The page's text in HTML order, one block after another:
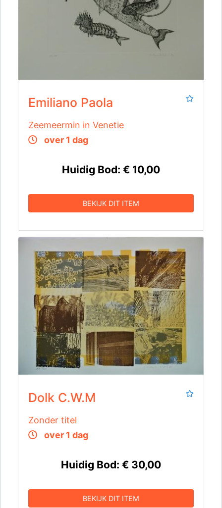
Emiliano Paola
Zeemeermin in Venetie
over 1 dag
Huidig Bod: € 10,00
BEKIJK DIT ITEM
Dolk C.W.M
Zonder titel
over 1 dag
Huidig Bod: € 30,00
BEKIJK DIT ITEM